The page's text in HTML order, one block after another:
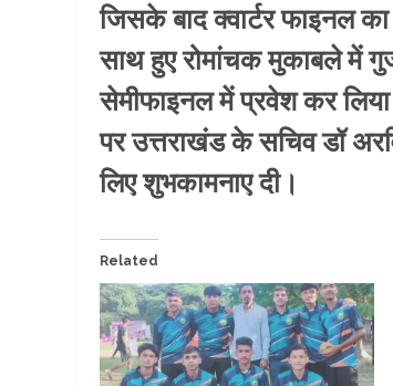
जिसके बाद क्वार्टर फाइनल
साथ हुए रोमांचक मुकाबले में
सेमीफाइनल में प्रवेश कर
पर उत्तराखंड के सचिव डॉ
लिए शुभकामनाए दी।
Related